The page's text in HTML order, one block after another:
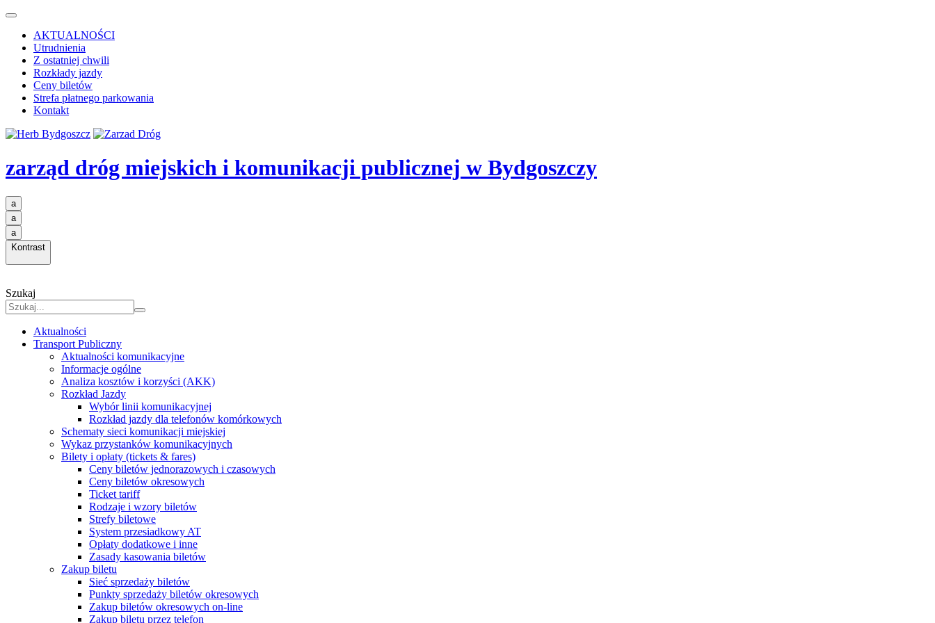
AKTUALNOŚCI
Utrudnienia
Z ostatniej chwili
Rozkłady jazdy
Ceny biletów
Strefa płatnego parkowania
Kontakt
zarząd dróg miejskich i komunikacji publicznej w Bydgoszczy
a
a
a
Kontrast
Szukaj
Aktualności
Transport Publiczny
Aktualności komunikacyjne
Informacje ogólne
Analiza kosztów i korzyści (AKK)
Rozkład Jazdy
Wybór linii komunikacyjnej
Rozkład jazdy dla telefonów komórkowych
Schematy sieci komunikacji miejskiej
Wykaz przystanków komunikacyjnych
Bilety i opłaty (tickets & fares)
Ceny biletów jednorazowych i czasowych
Ceny biletów okresowych
Ticket tariff
Rodzaje i wzory biletów
Strefy biletowe
System przesiadkowy AT
Opłaty dodatkowe i inne
Zasady kasowania biletów
Zakup biletu
Sieć sprzedaży biletów
Punkty sprzedaży biletów okresowych
Zakup biletów okresowych on-line
Zakup biletu przez telefon